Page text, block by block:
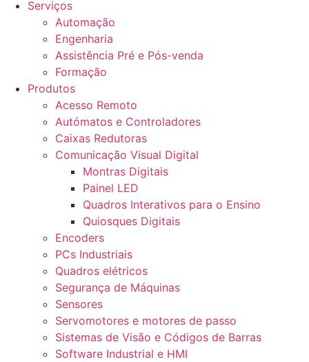
Serviços
Automação
Engenharia
Assistência Pré e Pós-venda
Formação
Produtos
Acesso Remoto
Autómatos e Controladores
Caixas Redutoras
Comunicação Visual Digital
Montras Digitais
Painel LED
Quadros Interativos para o Ensino
Quiosques Digitais
Encoders
PCs Industriais
Quadros elétricos
Segurança de Máquinas
Sensores
Servomotores e motores de passo
Sistemas de Visão e Códigos de Barras
Software Industrial e HMI